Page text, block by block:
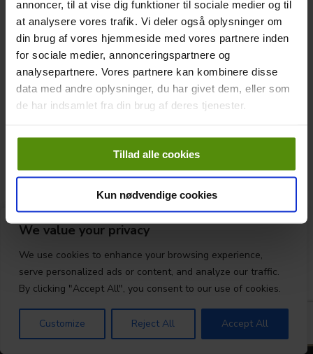
We value your privacy
We use cookies to enhance your browsing experience,
serve personalized ads or content, and analyze our traffic.
By clicking "Accept All", you consent to our use of cookies.
Customize Reject All Accept All
annoncer, til at vise dig funktioner til sociale medier og til
at analysere vores trafik. Vi deler også oplysninger om
din brug af vores hjemmeside med vores partnere inden
for sociale medier, annonceringspartnere og
analysepartnere. Vores partnere kan kombinere disse
data med andre oplysninger, du har givet dem, eller som
de har indsamlet fra din brug af deres tjenester.
Tillad alle cookies
Kun nødvendige cookies
Klub nyheder 2024 Byadmin 21. februar 2024
Derfor skal du bruge måtte Uden måtter skabes der
ar på fairways på kort sigt, og risikoen for svært
bekæmpeligt ukrudt på længere sigt øges. Smørum
Golfklubs baneudvalg har besluttet, at
der SKAL bruges fairwaymåtte ved spil uden for
vækstsæsonen. Årsagen er især hensynet til
fairways, da der ikke er genvækst i perioden